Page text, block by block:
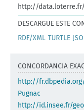
http://data.loterre.fr/
DESCARGUE ESTE
RDF/XML TURTLE
CONCORDANCIA
http://
Pugnac
http://id.insee.fr/